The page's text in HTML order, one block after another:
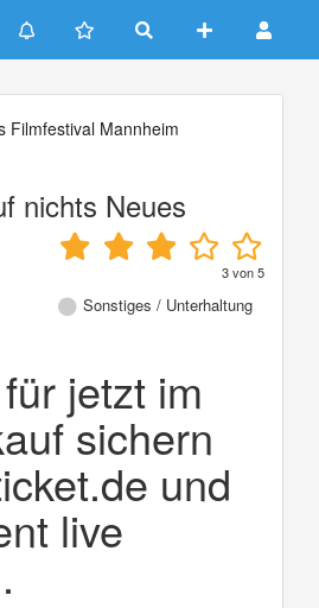
Filmfestival Mannheim
nichts Neues
3von5
Sonstiges / Unterhaltung
jetzt im
sichern
und
live